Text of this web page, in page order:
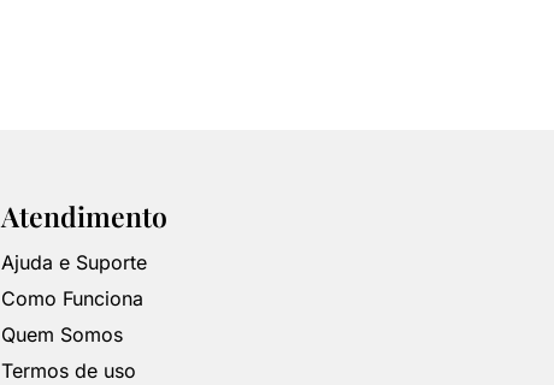
Atendimento
Ajuda e Suporte
Como Funciona
Quem Somos
Termos de uso